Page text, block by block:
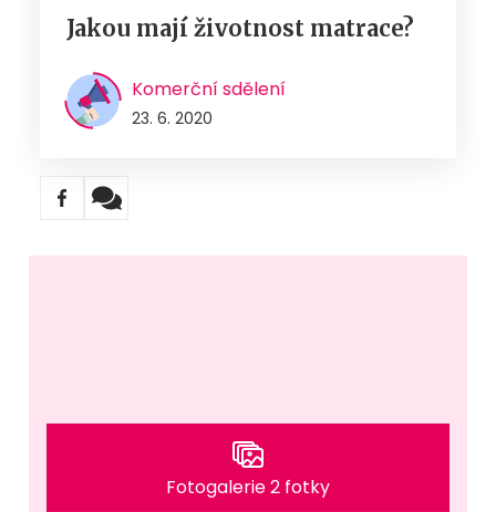
Jakou mají životnost matrace?
Komerční sdělení
23. 6. 2020
Fotogalerie 2 fotky